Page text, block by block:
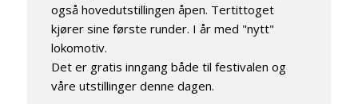
også hovedutstillingen åpen. Tertittoget
kjører sine første runder. I år med "nytt"
lokomotiv.
Det er gratis inngang både til festivalen og
våre utstillinger denne dagen.